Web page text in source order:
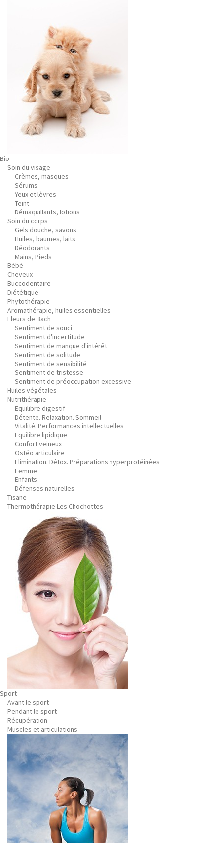
Bio
Soin du visage
Crèmes, masques
Sérums
Yeux et lèvres
Teint
Démaquillants, lotions
Soin du corps
Gels douche, savons
Huiles, baumes, laits
Déodorants
Mains, Pieds
Bébé
Cheveux
Buccodentaire
Diététique
Phytothérapie
Aromathérapie, huiles essentielles
Fleurs de Bach
Sentiment de souci
Sentiment d'incertitude
Sentiment de manque d'intérêt
Sentiment de solitude
Sentiment de sensibilité
Sentiment de tristesse
Sentiment de préoccupation excessive
Huiles végétales
Nutrithérapie
Equilibre digestif
Détente. Relaxation. Sommeil
Vitalité. Performances intellectuelles
Equilibre lipidique
Confort veineux
Ostéo articulaire
Elimination. Détox. Préparations hyperprotéinées
Femme
Enfants
Défenses naturelles
Tisane
Thermothérapie Les Chochottes
Sport
Avant le sport
Pendant le sport
Récupération
Muscles et articulations